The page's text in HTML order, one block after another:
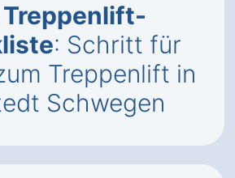
Treppenlift-
: Schritt für
Treppenlift in
Schwegen